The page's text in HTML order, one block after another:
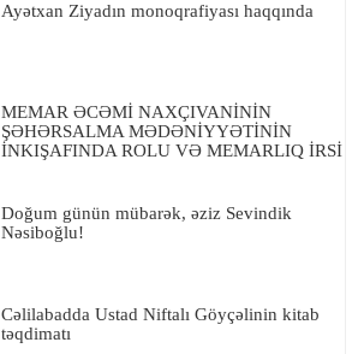
Ayətxan Ziyadın monoqrafiyası haqqında
MEMAR ƏCƏMİ NAXÇIVANİNİN
ŞƏHƏRSALMA MƏDƏNİYYƏTİNİN
İNKIŞAFINDA ROLU VƏ MEMARLIQ İRSİ
Doğum günün mübarək, əziz Sevindik
Nəsiboğlu!
Cəlilabadda Ustad Niftalı Göyçəlinin kitab
təqdimatı